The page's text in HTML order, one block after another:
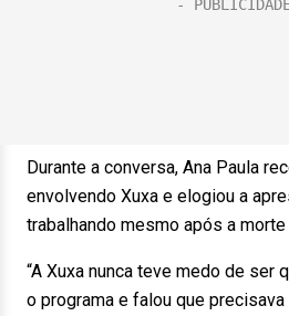
Durante a conversa, Ana Paula
envolvendo Xuxa e elogiou a
trabalhando mesmo após a
“A Xuxa nunca teve medo de ser
o programa e falou que